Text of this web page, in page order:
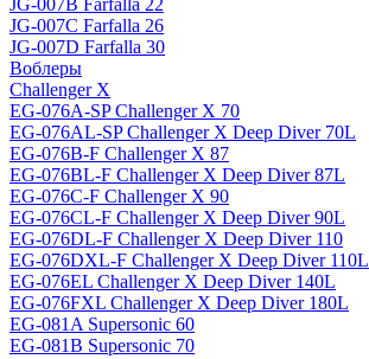
JG-007B Farfalla 22
JG-007C Farfalla 26
JG-007D Farfalla 30
Воблеры
Challenger X
EG-076A-SP Challenger X 70
EG-076AL-SP Challenger X Deep Diver 70L
EG-076B-F Challenger X 87
EG-076BL-F Challenger X Deep Diver 87L
EG-076C-F Challenger X 90
EG-076CL-F Challenger X Deep Diver 90L
EG-076DL-F Challenger X Deep Diver 110
EG-076DXL-F Challenger X Deep Diver 110L
EG-076EL Challenger X Deep Diver 140L
EG-076FXL Challenger X Deep Diver 180L
EG-081A Supersonic 60
EG-081B Supersonic 70